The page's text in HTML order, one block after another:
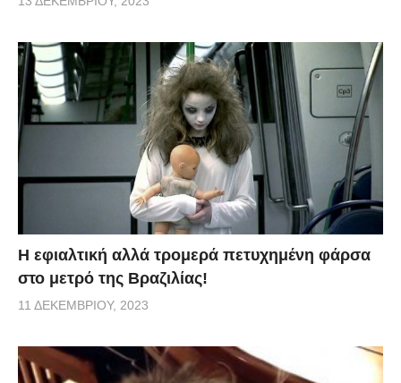
H εφιαλτική αλλά τρομερά πετυχημένη φάρσα
στο μετρό της Βραζιλίας!
11 ΔΕΚΕΜΒΡΊΟΥ, 2023